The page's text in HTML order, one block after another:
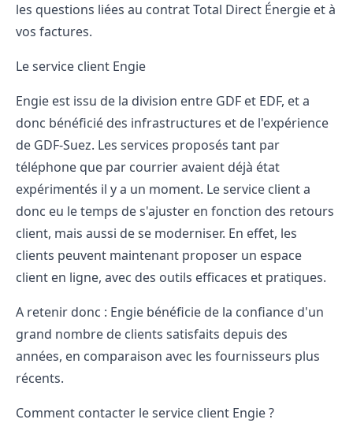
les questions liées au contrat Total Direct Énergie et à
vos factures.
Le service client Engie
Engie est issu de la division entre GDF et EDF, et a
donc bénéficié des infrastructures et de l'expérience
de GDF-Suez. Les services proposés tant par
téléphone que par courrier avaient déjà état
expérimentés il y a un moment. Le service client a
donc eu le temps de s'ajuster en fonction des retours
client, mais aussi de se moderniser. En effet, les
clients peuvent maintenant proposer un espace
client en ligne, avec des outils efficaces et pratiques.
A retenir donc : Engie bénéficie de la confiance d'un
grand nombre de clients satisfaits depuis des
années, en comparaison avec les fournisseurs plus
récents.
Comment contacter le service client Engie ?